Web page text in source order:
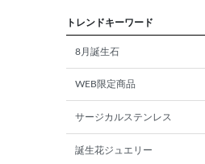
トレンドキーワード
8月誕生石
WEB限定商品
サージカルステンレス
誕生花ジュエリー